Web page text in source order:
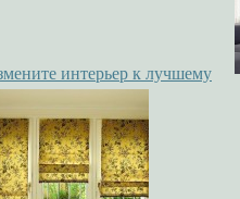
интерьер к лучшему